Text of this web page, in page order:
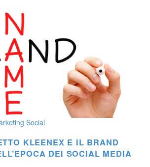
Social
KLEENEX E IL BRAND
DEI SOCIAL MEDIA